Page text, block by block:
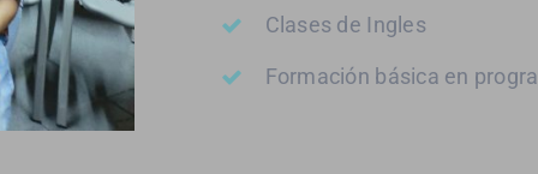
Clases de Ingles
Formación básica en